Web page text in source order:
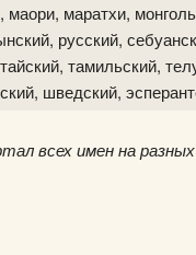
маратхи,
русский,
тамильский,
шведский,
всех имен на